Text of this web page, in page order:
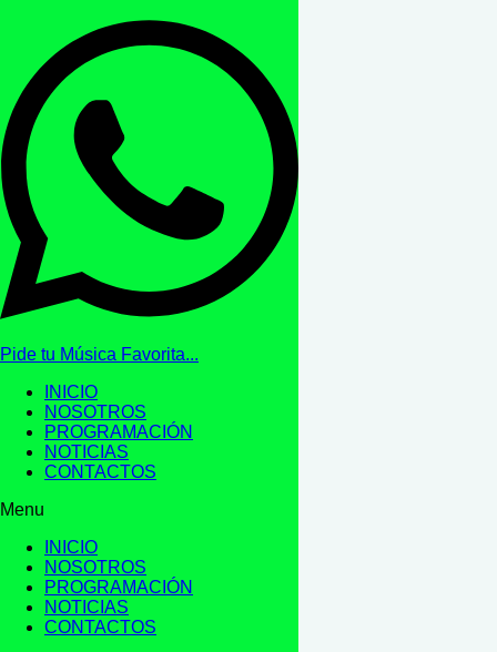
Pide tu Música Favorita...
INICIO
NOSOTROS
PROGRAMACIÓN
NOTICIAS
CONTACTOS
Menu
INICIO
NOSOTROS
PROGRAMACIÓN
NOTICIAS
CONTACTOS